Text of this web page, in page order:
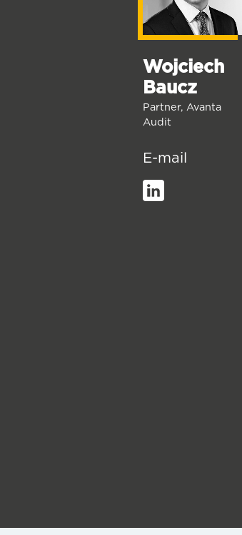
Wojciech
Baucz
Partner, Avanta
Audit
E-mail